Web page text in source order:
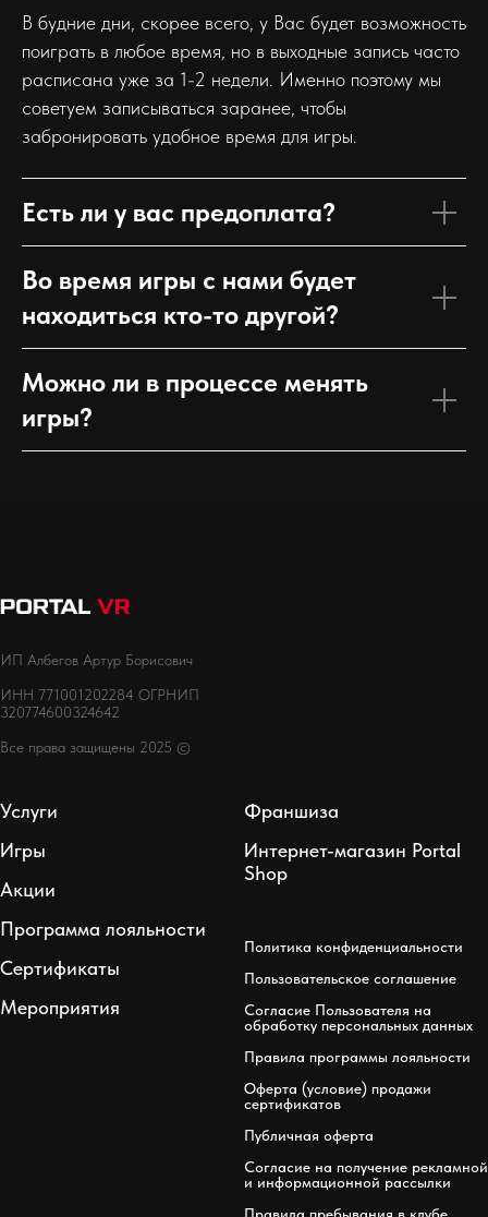
В будние дни, скорее всего, у Вас будет возможность
поиграть в любое время, но в выходные запись часто
расписана уже за 1-2 недели. Именно поэтому мы
советуем записываться заранее, чтобы
забронировать удобное время для игры.
Есть ли у вас предоплата?
Во время игры с нами будет
находиться кто-то другой?
Можно ли в процессе менять
игры?
ИП Албегов Артур Борисович
ИНН 771001202284 ОГРНИП
320774600324642
Все права защищены 2025 ©
Услуги
Игры
Акции
Программа лояльности
Сертификаты
Мероприятия
Франшиза
Интернет-магазин Portal
Shop
Политика конфиденциальности
Пользовательское соглашение
Согласие Пользователя на
обработку персональных данных
Правила программы лояльности
Оферта (условие) продажи
сертификатов
Публичная оферта
Согласие на получение рекламной
и информационной рассылки